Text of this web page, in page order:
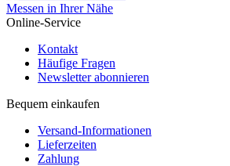
Messen in Ihrer Nähe
Online-Service
Kontakt
Häufige Fragen
Newsletter abonnieren
Bequem einkaufen
Versand-Informationen
Lieferzeiten
Zahlung